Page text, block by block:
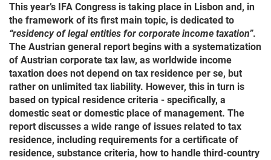
This year’s IFA Congress is taking place in Lisbon and, in
the framework of its first main topic, is dedicated to
“residency of legal entities for corporate income taxation”.
The Austrian general report begins with a systematization
of Austrian corporate tax law, as worldwide income
taxation does not depend on tax residence per se, but
rather on unlimited tax liability. However, this in turn is
based on typical residence criteria - specifically, a
domestic seat or domestic place of management. The
report discusses a wide range of issues related to tax
residence, including requirements for a certificate of
residence, substance criteria, how to handle third-country